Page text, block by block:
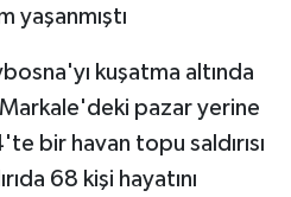
yaşanmıştı
kuşatma altında
pazar yerine
bir havan topu saldırısı
68 kişi hayatını